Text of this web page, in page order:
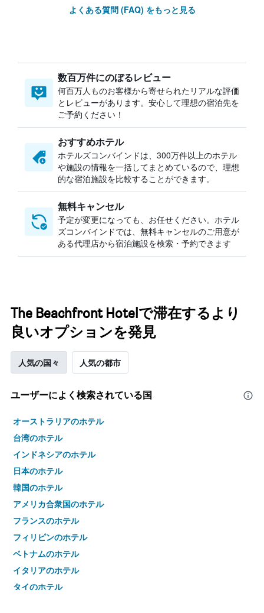
よくある質問 (FAQ) をもっと見る
数百万件にのぼるレビュー
何百万人ものお客様から寄せられたリアルな評価
とレビューがあります。安心して理想の宿泊先を
ご予約ください！
おすすめホテル
ホテルズコンバインドは、300万件以上のホテル
や施設の情報を一括してまとめているので、理想
的な宿泊施設を比較することができます。
無料キャンセル
予定が変更になっても、お任せください。ホテル
ズコンバインドでは、無料キャンセルのご用意が
ある代理店から宿泊施設を検索・予約できます
The Beachfront Hotelで滞在するより
良いオプションを発見
人気の国々 人気の都市
ユーザーによく検索されている国
オーストラリアのホテル
台湾のホテル
インドネシアのホテル
日本のホテル
韓国のホテル
アメリカ合衆国のホテル
フランスのホテル
フィリピンのホテル
ベトナムのホテル
イタリアのホテル
タイのホテル